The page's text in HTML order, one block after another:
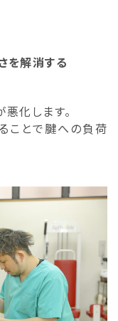
を解消する
化します。
ことで腱への負荷